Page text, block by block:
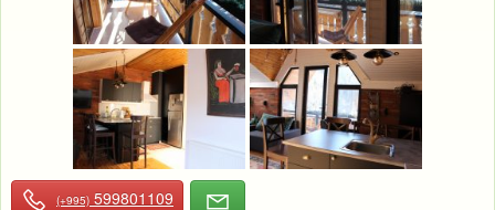
(+995) 599801109